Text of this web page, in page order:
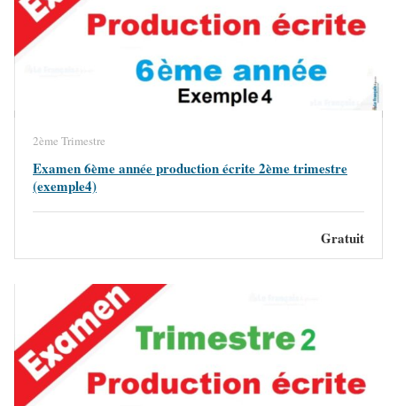
2ème Trimestre
Examen 6ème année production écrite 2ème trimestre
(exemple4)
Gratuit